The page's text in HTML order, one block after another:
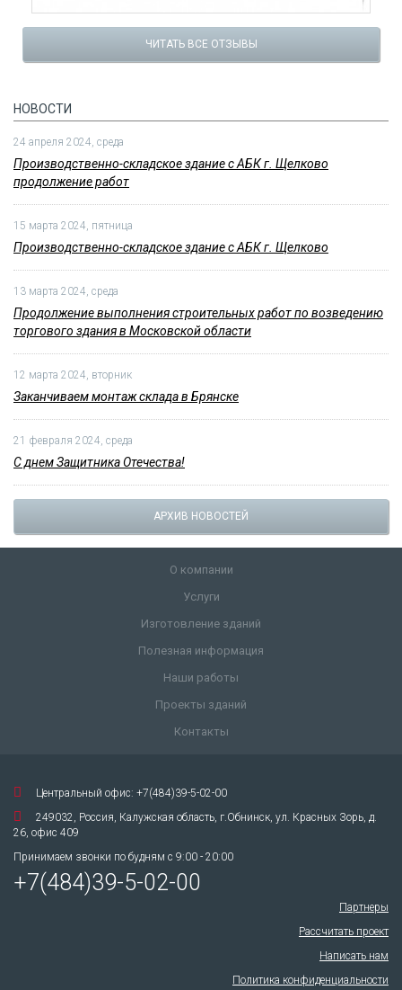
НОВОСТИ
24 апреля 2024, среда
Производственно-складское здание с АБК г. Щелково
продолжение работ
15 марта 2024, пятница
Производственно-складское здание с АБК г. Щелково
13 марта 2024, среда
Продолжение выполнения строительных работ по возведению
торгового здания в Московской области
12 марта 2024, вторник
Заканчиваем монтаж склада в Брянске
21 февраля 2024, среда
О компании
Услуги
Изготовление зданий
Полезная информация
Контакты
Центральный офис: +7(484)39-5-02-00
249032, Россия, Калужская область, г.Обнинск, ул. Красных Зорь, д.
26, офис 409